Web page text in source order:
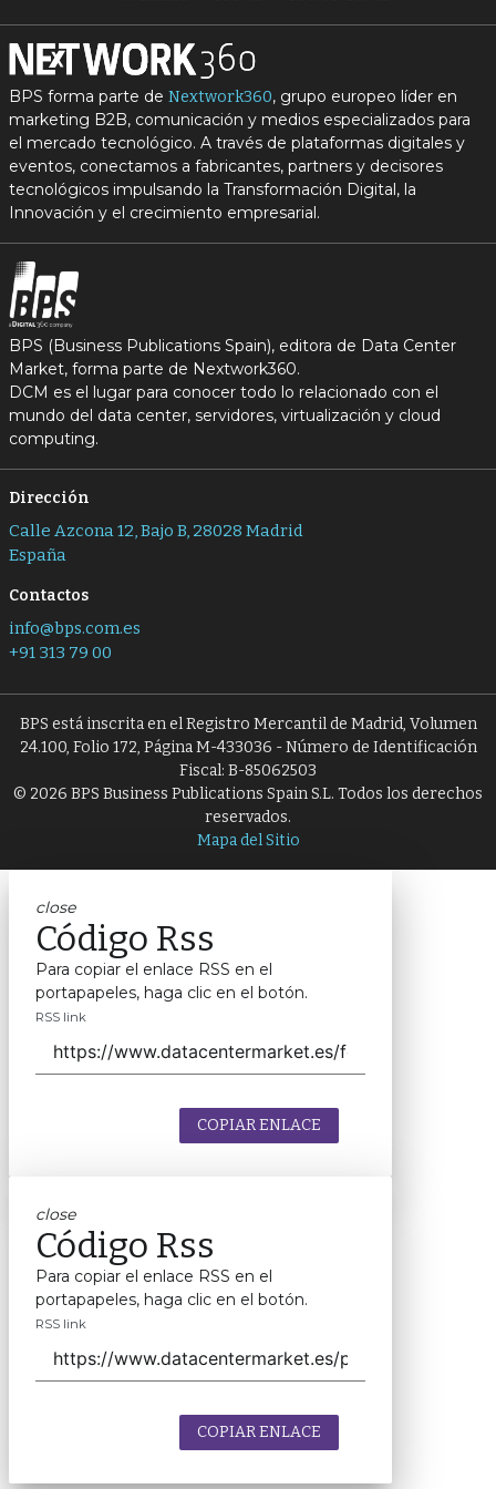
BPS forma parte de Nextwork360, grupo europeo líder en
marketing B2B, comunicación y medios especializados para
el mercado tecnológico. A través de plataformas digitales y
eventos, conectamos a fabricantes, partners y decisores
tecnológicos impulsando la Transformación Digital, la
Innovación y el crecimiento empresarial.
BPS (Business Publications Spain), editora de Data Center
Market, forma parte de Nextwork360.
DCM es el lugar para conocer todo lo relacionado con el
mundo del data center, servidores, virtualización y cloud
computing.
Dirección
Calle Azcona 12, Bajo B, 28028 Madrid
España
Contactos
info@bps.com.es
+91 313 79 00
BPS está inscrita en el Registro Mercantil de Madrid, Volumen
24.100, Folio 172, Página M-433036 - Número de Identificación
Fiscal: B-85062503
© 2026 BPS Business Publications Spain S.L. Todos los derechos
reservados.
Mapa del Sitio
close
Código Rss
Para copiar el enlace RSS en el
portapapeles, haga clic en el botón.
RSS link
COPIAR ENLACE
close
Código Rss
Para copiar el enlace RSS en el
portapapeles, haga clic en el botón.
RSS link
COPIAR ENLACE